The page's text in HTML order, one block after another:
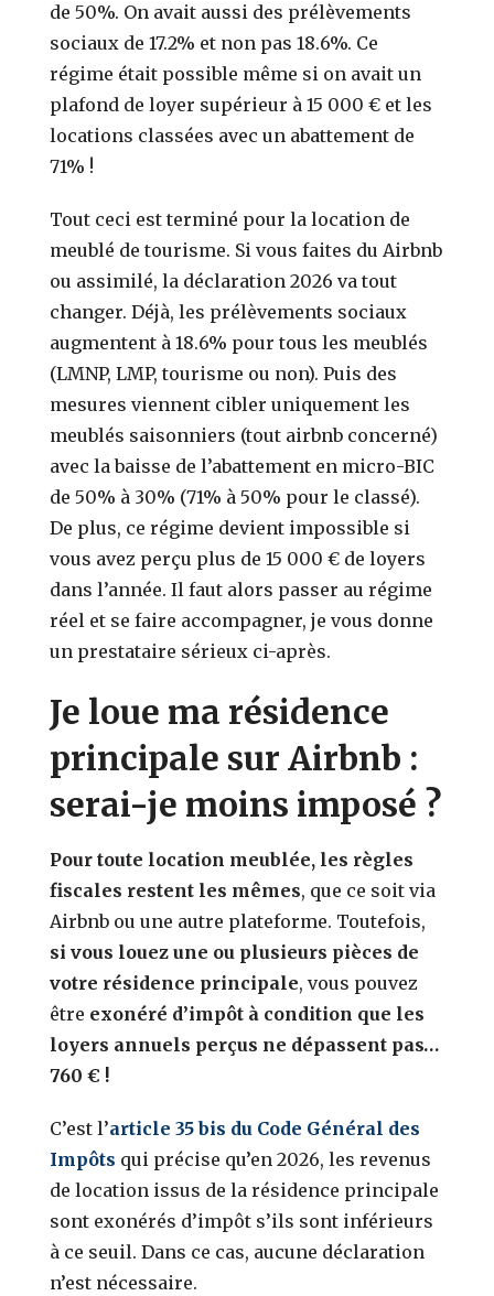
de 50%. On avait aussi des prélèvements
sociaux de 17.2% et non pas 18.6%. Ce
régime était possible même si on avait un
plafond de loyer supérieur à 15 000 € et les
locations classées avec un abattement de
71% !
Tout ceci est terminé pour la location de
meublé de tourisme. Si vous faites du Airbnb
ou assimilé, la déclaration 2026 va tout
changer. Déjà, les prélèvements sociaux
augmentent à 18.6% pour tous les meublés
(LMNP, LMP, tourisme ou non). Puis des
mesures viennent cibler uniquement les
meublés saisonniers (tout airbnb concerné)
avec la baisse de l’abattement en micro-BIC
de 50% à 30% (71% à 50% pour le classé).
De plus, ce régime devient impossible si
vous avez perçu plus de 15 000 € de loyers
dans l’année. Il faut alors passer au régime
réel et se faire accompagner, je vous donne
un prestataire sérieux ci-après.
Je loue ma résidence
principale sur Airbnb :
serai-je moins imposé ?
Pour toute location meublée, les règles
fiscales restent les mêmes, que ce soit via
Airbnb ou une autre plateforme. Toutefois,
si vous louez une ou plusieurs pièces de
votre résidence principale, vous pouvez
être exonéré d’impôt à condition que les
loyers annuels perçus ne dépassent pas…
760 € !
C’est l’article 35 bis du Code Général des
Impôts qui précise qu’en 2026, les revenus
de location issus de la résidence principale
sont exonérés d’impôt s’ils sont inférieurs
à ce seuil. Dans ce cas, aucune déclaration
n’est nécessaire.